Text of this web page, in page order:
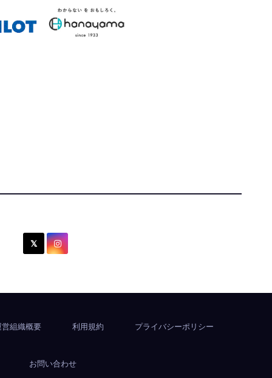
営組織概要 利用規約 プライバシーポリシー
お問い合わせ